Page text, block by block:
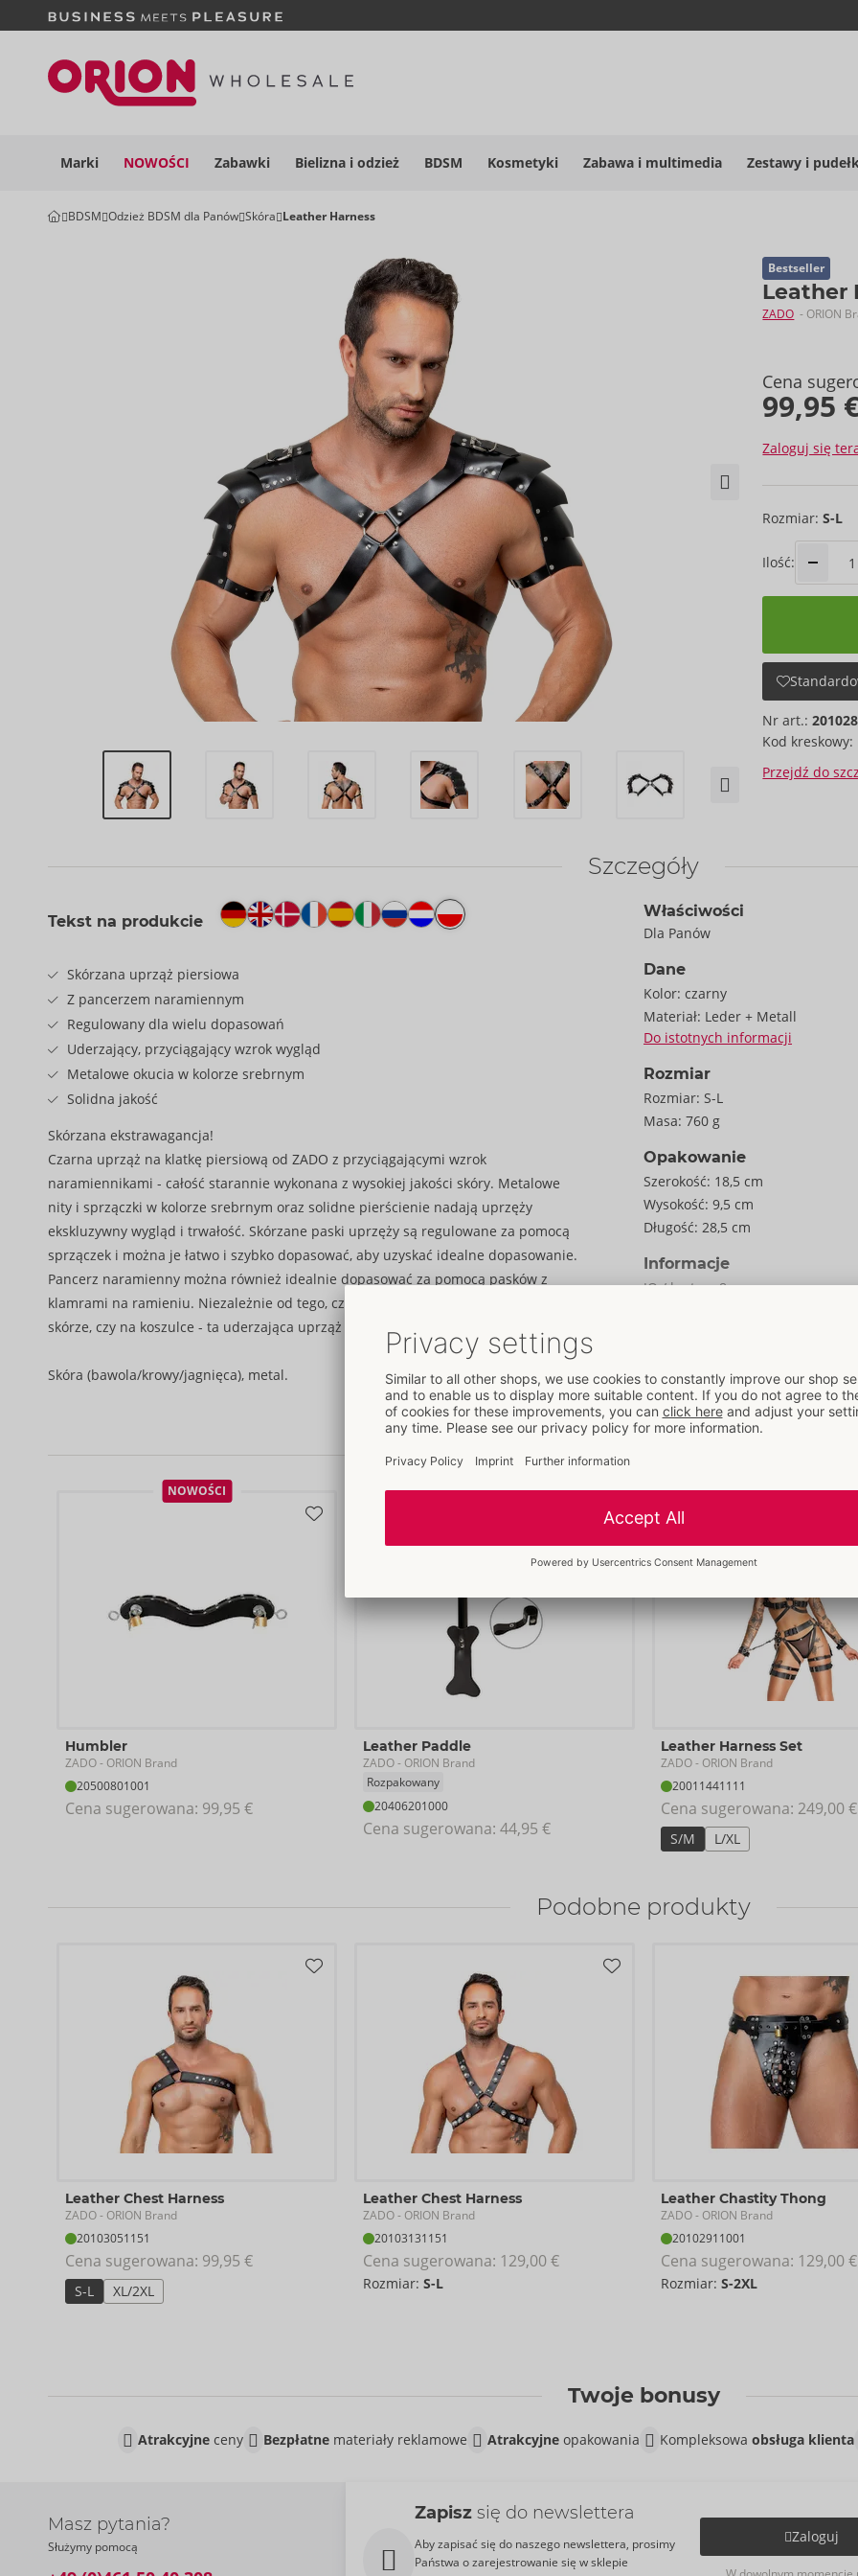
Marki NOWOŚCI Zabawki Bielizna i odzież BDSM Kosmetyki Zabawa i multimedia Zestawy i
BDSM Odzież BDSM dla Panów Skóra Leather Harness
Bestseller
Leather
ZADO - ORION
Cena
99,95
Zaloguj się
Rozmiar:S-L
Ilość:
Nr art.:
Kod kreskowy:
Przejdź do
Szczegóły
Tekst na produkcie
Skórzana uprząż piersiowa
Z pancerzem naramiennym
Regulowany dla wielu dopasowań
Uderzający, przyciągający wzrok wygląd
Metalowe okucia w kolorze srebrnym
Solidna jakość
Skórzana ekstrawagancja!
Czarna uprząż na klatkę piersiową od ZADO z przyciągającymi wzrok
naramiennikami - całość starannie wykonana z wysokiej jakości skóry. Metalowe
nity i sprzączki w kolorze srebrnym oraz solidne pierścienie nadają uprzęży
ekskluzywny wygląd i trwałość. Skórzane paski uprzęży są regulowane za pomocą
sprzączek i można je łatwo i szybko dopasować, aby uzyskać idealne dopasowanie.
Pancerz naramienny można również idealnie dopasować za pomocą pasków z
klamrami na ramieniu. Niezależnie od tego, czy jest noszona bezpośrednio na
skórze, czy na koszulce - ta uderzająca uprząż zawsze przyciąga wzrok!
Skóra (bawola/krowy/jagnięca), metal.
Właściwości
Dla Panów
Dane
Kolor: czarny
Materiał: Leder + Metall
Do istotnych informacji
Rozmiar
Rozmiar: S-L
Masa: 760 g
Opakowanie
Szerokość: 18,5 cm
Wysokość: 9,5 cm
Długość: 28,5 cm
Informacje
JO / karton: 8
Numer taryfy celnej: 42031000
Kraj pochodzenia: IN
Dostępność
Inne produkty od
NOWOŚCI
Humbler
ZADO- ORION Brand
20500801001
Cena sugerowana: 99,95 €
Leather Paddle
ZADO- ORION Brand
Rozpakowany
20406201000
Cena sugerowana: 44,95 €
Leather Harness Set
ZADO- ORION Brand
20011441111
Cena sugerowana: 249,00 €
S/M L/XL
Podobne produkty
Leather Chest Harness
ZADO- ORION Brand
20103051151
Cena sugerowana: 99,95 €
S-L XL/2XL
Leather Chest Harness
ZADO- ORION Brand
20103131151
Cena sugerowana: 129,00 €
Rozmiar: S-L
Leather Chastity Thong
ZADO- ORION Brand
20102911001
Cena sugerowana: 129,00 €
Rozmiar: S-2XL
Twoje bonusy
Atrakcyjneceny Bezpłatnemateriały reklamowe Atrakcyjneopakowania Kompleksowa obsługa klienta
Masz pytania?
Służymy pomocą
Zapisz się do newslettera
Aby zapisać się do naszego newslettera, prosimy
Państwa o zarejestrowanie się w sklepie
Zaloguj